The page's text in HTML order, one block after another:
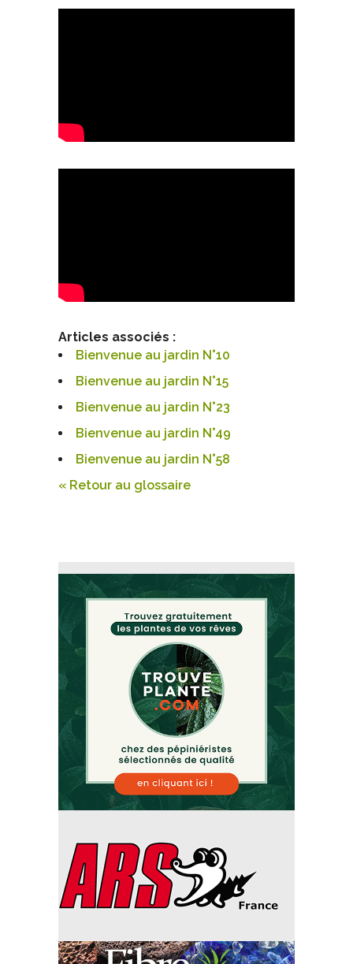
Articles associés :
Bienvenue au jardin N°10
Bienvenue au jardin N°15
Bienvenue au jardin N°23
Bienvenue au jardin N°49
Bienvenue au jardin N°58
« Retour au glossaire